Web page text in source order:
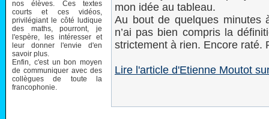
nos élèves. Ces textes
courts et ces vidéos,
privilégiant le côté ludique
des maths, pourront, je
l'espère, les intéresser et
leur donner l'envie d'en
savoir plus.
Enfin, c'est un bon moyen
de communiquer avec des
collègues de toute la
francophonie.
mon idée au tableau.
Au bout de quelques minutes
n’ai pas bien compris la
strictement à rien. Encore
Lire l'article d'Etienne Moutot